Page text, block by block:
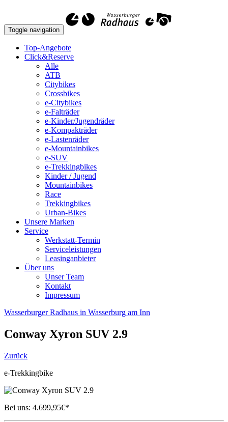
Toggle navigation
Top-Angebote
Click&Reserve
Alle
ATB
Citybikes
Crossbikes
e-Citybikes
e-Falträder
e-Kinder/Jugendräder
e-Kompakträder
e-Lastenräder
e-Mountainbikes
e-SUV
e-Trekkingbikes
Kinder / Jugend
Mountainbikes
Race
Trekkingbikes
Urban-Bikes
Unsere Marken
Service
Werkstatt-Termin
Serviceleistungen
Leasinganbieter
Über uns
Unser Team
Kontakt
Impressum
Wasserburger Radhaus in Wasserburg am Inn
Conway Xyron SUV 2.9
Zurück
e-Trekkingbike
Bei uns: 4.699,95€*